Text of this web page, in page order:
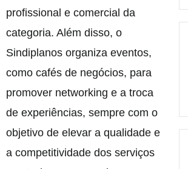
profissional e comercial da
categoria. Além disso, o
Sindiplanos organiza eventos,
como cafés de negócios, para
promover networking e a troca
de experiências, sempre com o
objetivo de elevar a qualidade e
a competitividade dos serviços